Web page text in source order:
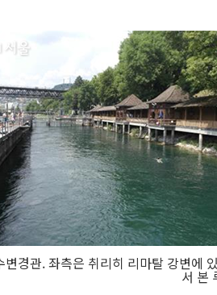
변경관. 좌측은 취리히 리마탈 강변에
서 본